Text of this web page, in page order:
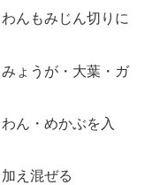
んもみじん切りに
ょうが・大葉・ガ
ん・めかぶを入
え混ぜる